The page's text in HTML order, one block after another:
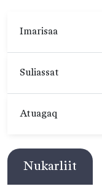
Imarisaa
Suliassat
Atuagaq
Nukarliit